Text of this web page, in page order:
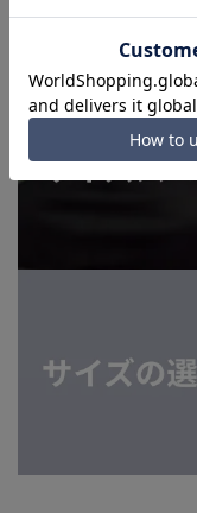
す。